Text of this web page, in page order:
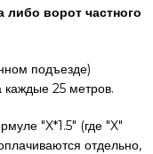
либо ворот частного
подъезде)
каждые 25 метров.
"X*1.5" (где "X"
отдельно,